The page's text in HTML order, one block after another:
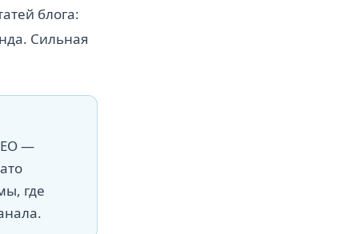
блога:
Сильная
—
где